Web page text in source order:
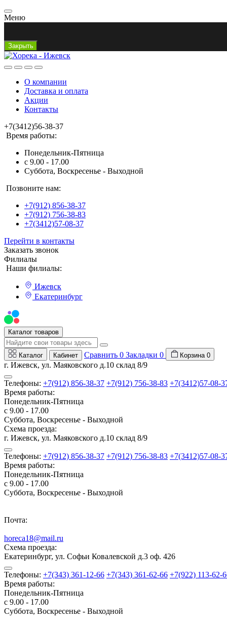
Меню
Закрыть
О компании
Доставка и оплата
Акции
Контакты
+7(3412)56-38-37
Время работы:
Понедельник-Пятница
с 9.00 - 17.00
Суббота, Воскресенье - Выходной
Позвоните нам:
+7(912) 856-38-37
+7(912) 756-38-83
+7(3412)57-08-37
Перейти в контакты
Заказать звонок
Филиалы
Наши филиалы:
Ижевск
Екатеринбург
Каталог товаров
Каталог Кабинет Сравнить 0 Закладки 0 Корзина 0
г. Ижевск, ул. Маяковского д.10 склад 8/9
Телефоны: +7(912) 856-38-37 +7(912) 756-38-83 +7(3412)57-08-
Время работы:
Понедельник-Пятница
с 9.00 - 17.00
Суббота, Воскресенье - Выходной
Схема проезда:
г. Ижевск, ул. Маяковского д.10 склад 8/9
Телефоны: +7(912) 856-38-37 +7(912) 756-38-83 +7(3412)57-08-
Время работы:
Понедельник-Пятница
с 9.00 - 17.00
Суббота, Воскресенье - Выходной
Почта:
horeca18@mail.ru
Схема проезда:
Екатеринбург, ул. Софьи Ковалевской д.3 оф. 426
Телефоны: +7(343) 361-12-66 +7(343) 361-62-66 +7(922) 113-62-
Время работы:
Понедельник-Пятница
с 9.00 - 17.00
Суббота, Воскресенье - Выходной